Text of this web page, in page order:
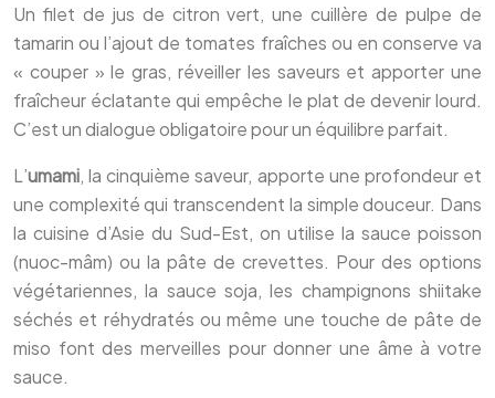
Un filet de jus de citron vert, une cuillère de pulpe de
tamarin ou l’ajout de tomates fraîches ou en conserve va
« couper » le gras, réveiller les saveurs et apporter une
fraîcheur éclatante qui empêche le plat de devenir lourd.
C’est un dialogue obligatoire pour un équilibre parfait.
L’umami, la cinquième saveur, apporte une profondeur et
une complexité qui transcendent la simple douceur. Dans
la cuisine d’Asie du Sud-Est, on utilise la sauce poisson
(nuoc-mâm) ou la pâte de crevettes. Pour des options
végétariennes, la sauce soja, les champignons shiitake
séchés et réhydratés ou même une touche de pâte de
miso font des merveilles pour donner une âme à votre
sauce.